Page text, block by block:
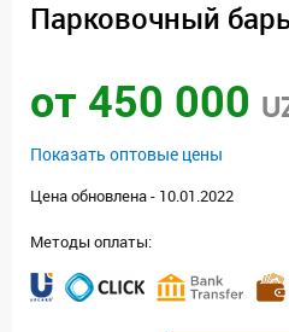
Парковочный
от 450 000
Показать оптовые цены
Цена обновлена - 10.01.2022
Методы оплаты: